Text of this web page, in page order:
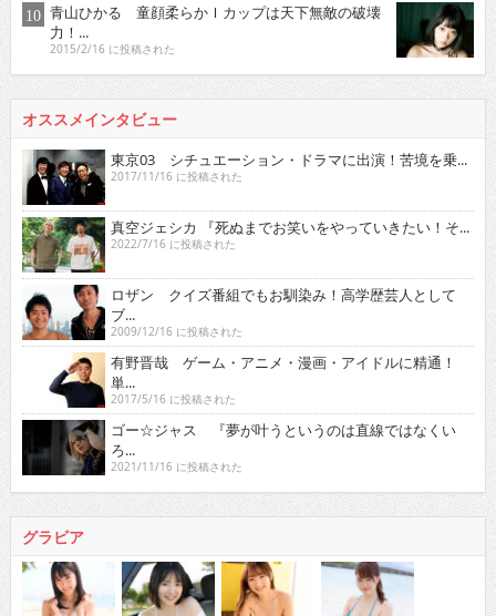
青山ひかる 童顔柔らかＩカップは天下無敵の破壊
力！...
2015/2/16 に投稿された
オススメインタビュー
東京03 シチュエーション・ドラマに出演！苦境を乗...
2017/11/16 に投稿された
真空ジェシカ 『死ぬまでお笑いをやっていきたい！そ...
2022/7/16 に投稿された
ロザン クイズ番組でもお馴染み！高学歴芸人として
ブ...
2009/12/16 に投稿された
有野晋哉 ゲーム・アニメ・漫画・アイドルに精通！
単...
2017/5/16 に投稿された
ゴー☆ジャス 『夢が叶うというのは直線ではなくい
ろ...
2021/11/16 に投稿された
グラビア